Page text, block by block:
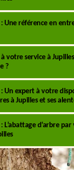
Une référence en
votre service à
?
Un expert à votre
à Jupilles et ses
L’abattage d’arbre